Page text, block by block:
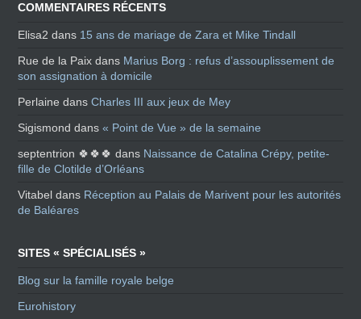
COMMENTAIRES RÉCENTS
Elisa2 dans 15 ans de mariage de Zara et Mike Tindall
Rue de la Paix dans Marius Borg : refus d’assouplissement de
son assignation à domicile
Perlaine dansCharles III aux jeux de Mey
Sigismond dans« Point de Vue » de la semaine
septentrion 🍀🍀🍀 dans Naissance de Catalina Crépy, petite-
fille de Clotilde d’Orléans
Vitabel dans Réception au Palais de Marivent pour les autorités
de Baléares
SITES « SPÉCIALISÉS »
Blog sur la famille royale belge
Eurohistory